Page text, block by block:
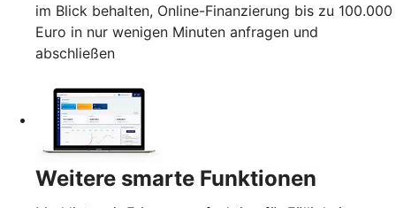
im Blick behalten, Online-Finanzierung bis zu 100.000
Euro in nur wenigen Minuten anfragen und
abschließen
Weitere smarte Funktionen